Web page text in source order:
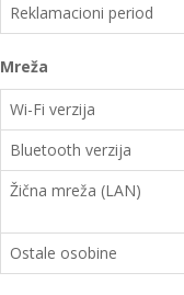
Reklamacioni period
Mreža
Wi-Fi verzija
Bluetooth verzija
Žična mreža (LAN)
Ostale osobine